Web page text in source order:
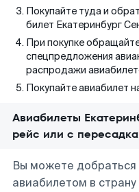
Покупайте туда и
билет Екатеринбург
При покупке
спецпредложения
распродажи
Покупайте авиабилет
Авиабилеты
рейс или с
Вы можете добраться
авиабилетом в